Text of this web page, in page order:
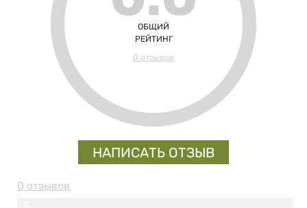
ОБЩИЙ
РЕЙТИНГ
0 отзывов
НАПИСАТЬ ОТЗЫВ
0 отзывов